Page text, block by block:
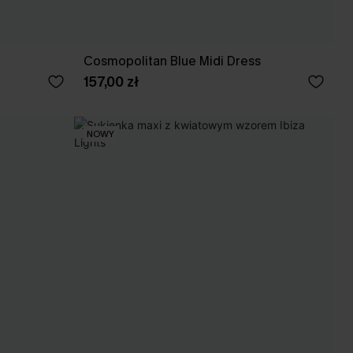
Cosmopolitan Blue Midi Dress
157,00 zł
NOWY